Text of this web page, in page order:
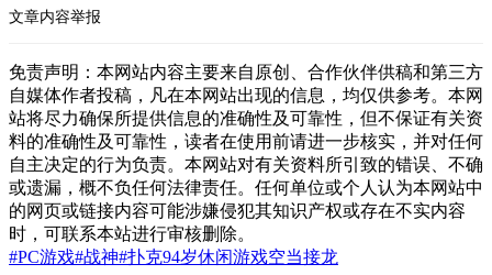
文章内容举报
免责声明：本网站内容主要来自原创、合作伙伴供稿和第三方
自媒体作者投稿，凡在本网站出现的信息，均仅供参考。本网
站将尽力确保所提供信息的准确性及可靠性，但不保证有关资
料的准确性及可靠性，读者在使用前请进一步核实，并对任何
自主决定的行为负责。本网站对有关资料所引致的错误、不确
或遗漏，概不负任何法律责任。任何单位或个人认为本网站中
的网页或链接内容可能涉嫌侵犯其知识产权或存在不实内容
时，可联系本站进行审核删除。
#PC游戏#战神#扑克94岁休闲游戏空当接龙